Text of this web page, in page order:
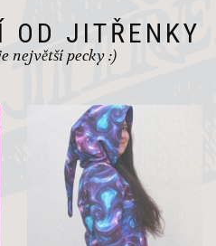
OD JITŘENKY
největší pecky :)